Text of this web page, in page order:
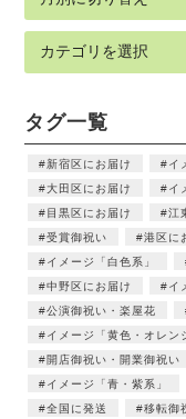
タグ一覧
新宿区にお届け イ
大田区にお届け
イ
目黒区にお届け
江
受賞御祝い
港区に
イメージ「白色系」
中野区にお届け
イ
公演御祝い・楽屋花
イメージ「黄色・オレン
開店御祝い・開業御祝い
イメージ「青・紫系」
全国に発送
移転御